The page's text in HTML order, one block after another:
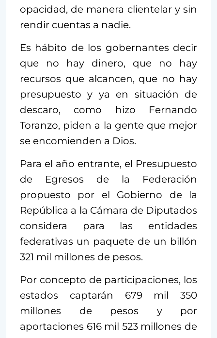
opacidad, de manera clientelar y sin
rendir cuentas a nadie.
Es hábito de los gobernantes decir
que no hay dinero, que no hay
recursos que alcancen, que no hay
presupuesto y ya en situación de
descaro, como hizo Fernando
Toranzo, piden a la gente que mejor
se encomienden a Dios.
Para el año entrante, el Presupuesto
de Egresos de la Federación
propuesto por el Gobierno de la
República a la Cámara de Diputados
considera para las entidades
federativas un paquete de un billón
321 mil millones de pesos.
Por concepto de participaciones, los
estados captarán 679 mil 350
millones de pesos y por
aportaciones 616 mil 523 millones de